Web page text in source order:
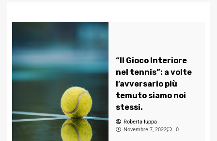
“Il Gioco Interiore
nel tennis”: a volte
l’avversario più
temuto siamo noi
stessi.
Roberta Iuppa
Novembre 7, 2022
0